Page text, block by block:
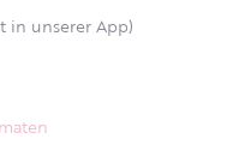
in unserer App)